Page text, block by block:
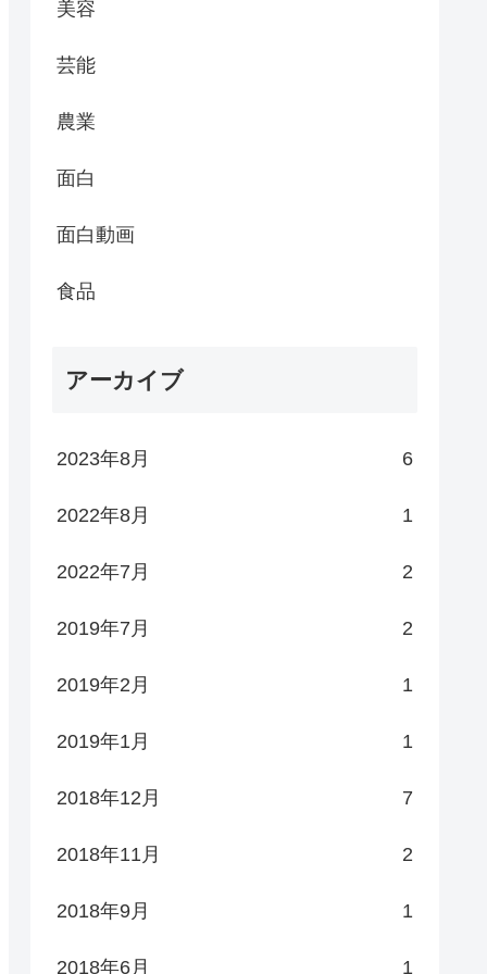
美容
芸能
農業
面白
面白動画
食品
アーカイブ
2023年8月 6
2022年8月 1
2022年7月 2
2019年7月 2
2019年2月 1
2019年1月 1
2018年12月 7
2018年11月 2
2018年9月 1
2018年6月 1